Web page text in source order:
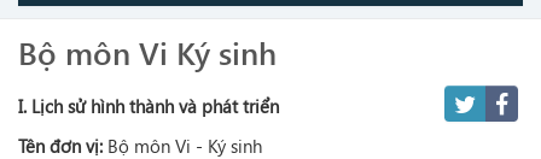
Bộ môn Vi Ký sinh
I. Lịch sử hình thành và phát triển
Tên đơn vị: Bộ môn Vi - Ký sinh